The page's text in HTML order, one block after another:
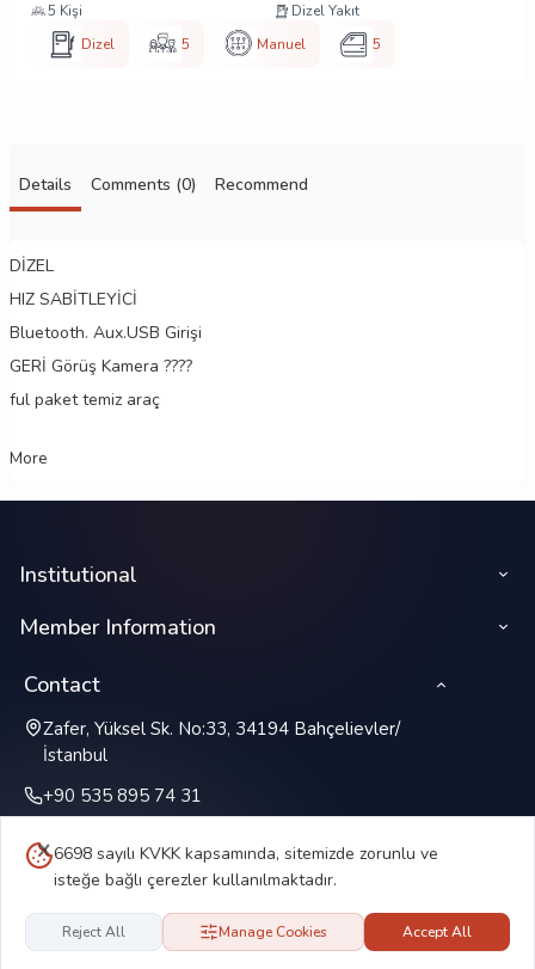
6698 sayılı KVKK kapsamında, sitemizde zorunlu ve
isteğe bağlı çerezler kullanılmaktadır.
Reject All Manage Cookies Accept All
5 Kişi
Dizel Yakıt
Dizel
5 Manuel 5
Details Comments (0) Recommend
DİZEL
HIZ SABİTLEYİCİ
Bluetooth. Aux.USB Girişi
GERİ Görüş Kamera ????
ful paket temiz araç
More
Institutional
Member Information
Contact
Zafer, Yüksel Sk. No:33, 34194 Bahçelievler/
İstanbul
+90 535 895 74 31